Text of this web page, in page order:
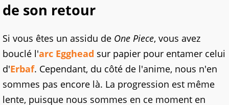
de son retour
Si vous êtes un assidu de One Piece, vous avez
bouclé l'arc Egghead sur papier pour entamer celui
d'Erbaf. Cependant, du côté de l'anime, nous n'en
sommes pas encore là. La progression est même
lente, puisque nous sommes en ce moment en